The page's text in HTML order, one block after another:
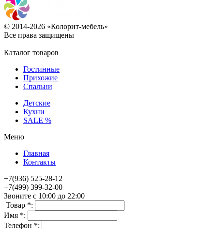
© 2014-2026 «Колорит-мебель»
Все права защищены
Каталог товаров
Гостинные
Прихожие
Спальни
Детские
Кухни
SALE %
Меню
Главная
Контакты
+7(936) 525-28-12
+7(499) 399-32-00
Звоните с 10:00 до 22:00
Товар *:
Имя *:
Телефон *: